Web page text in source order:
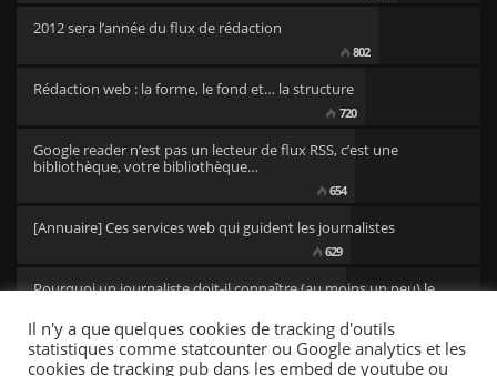
2012 sera l’année du flux de rédaction
802
Rédaction web : la forme, le fond et… la structure
720
Google reader n’est pas un lecteur de flux RSS, c’est une
bibliothèque, votre bibliothèque…
654
[Annuaire] Ces services web qui guident les journalistes
629
Pourquoi un journaliste doit-il connaître (au moins un peu) le
501
Il n'y a que quelques cookies de tracking d'outils
statistiques comme statcounter ou Google analytics et les
cookies de tracking pub dans les embed de youtube ou